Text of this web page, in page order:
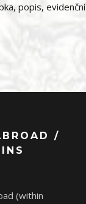
popis, evidenční
/
(within